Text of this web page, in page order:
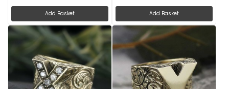
Add Basket Add Basket